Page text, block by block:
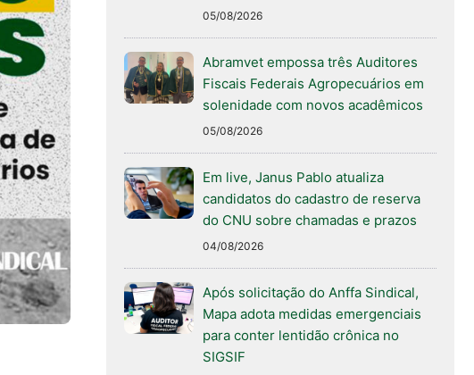
05/08/2026
Abramvet empossa três Auditores
Fiscais Federais Agropecuários em
solenidade com novos acadêmicos
05/08/2026
Em live, Janus Pablo atualiza
candidatos do cadastro de reserva
do CNU sobre chamadas e prazos
04/08/2026
Após solicitação do Anffa Sindical,
Mapa adota medidas emergenciais
para conter lentidão crônica no
SIGSIF